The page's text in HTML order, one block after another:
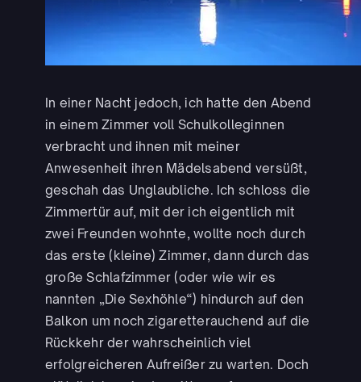
In einer Nacht jedoch, ich hatte den Abend
in einem Zimmer voll Schulkolleginnen
verbracht und ihnen mit meiner
Anwesenheit ihren Mädelsabend versüßt,
geschah das Unglaubliche. Ich schloss die
Zimmertür auf, mit der ich eigentlich mit
zwei Freunden wohnte, wollte noch durch
das erste (kleine) Zimmer, dann durch das
große Schlafzimmer (oder wie wir es
nannten „Die Sexhöhle“) hindurch auf den
Balkon um noch zigaretterauchend auf die
Rückkehr der wahrscheinlich viel
erfolgreicheren Aufreißer zu warten. Doch